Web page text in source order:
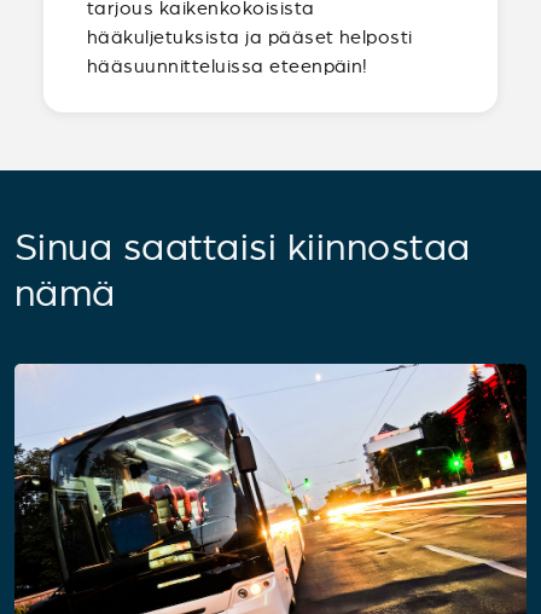
tarjous kaikenkokoisista
hääkuljetuksista ja pääset helposti
hääsuunnitteluissa eteenpäin!
Sinua saattaisi kiinnostaa
nämä